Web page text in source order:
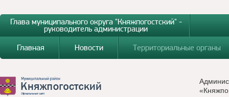
Глава муниципального округа "Княжпогостский" -
руководитель администрации
Главная
Новости Территориальные органы